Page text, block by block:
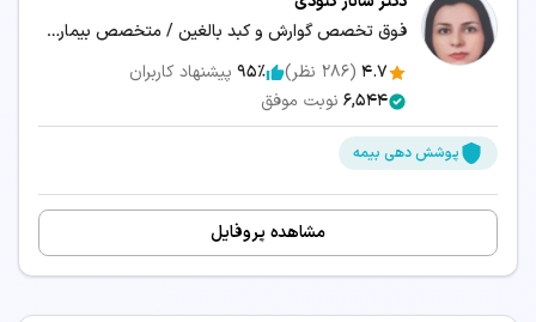
موقعیت مکانی کلینیک، مطب یا درمانگاه و سهولت دسترسی
هزینه ویزیت، معاینه و امکانات مرکز درمانی
زمان انتظار و نزدیک‌ترین وقت آزاد برای رزرو نوبت
خدمات و بیماری‌های مرتبط با تخصص گوارش و کبد
پزشکان متخصص گوارش و کبد بزرگسالان و بالغین
فوق تخصص گوارش و کبد بالغین / متخصص بیماری‌های داخلی
4.7
(
286 نظر) 95٪ پیشنهاد کاربران
6,544 نوبت موفق
پوشش دهی بیمه
مشاهده پروفایل